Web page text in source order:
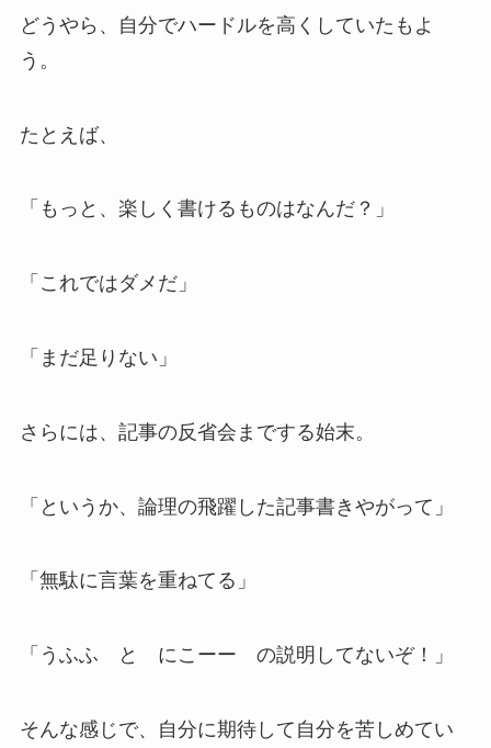
どうやら、自分でハードルを高くしていたもよ
う。
たとえば、
「もっと、楽しく書けるものはなんだ？」
「これではダメだ」
「まだ足りない」
さらには、記事の反省会までする始末。
「というか、論理の飛躍した記事書きやがって」
「無駄に言葉を重ねてる」
「うふふ と にこーー の説明してないぞ！」
そんな感じで、自分に期待して自分を苦しめてい